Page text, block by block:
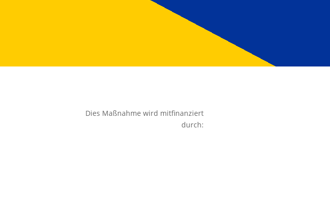
Dies Maßnahme wird mitfinanziert
durch: